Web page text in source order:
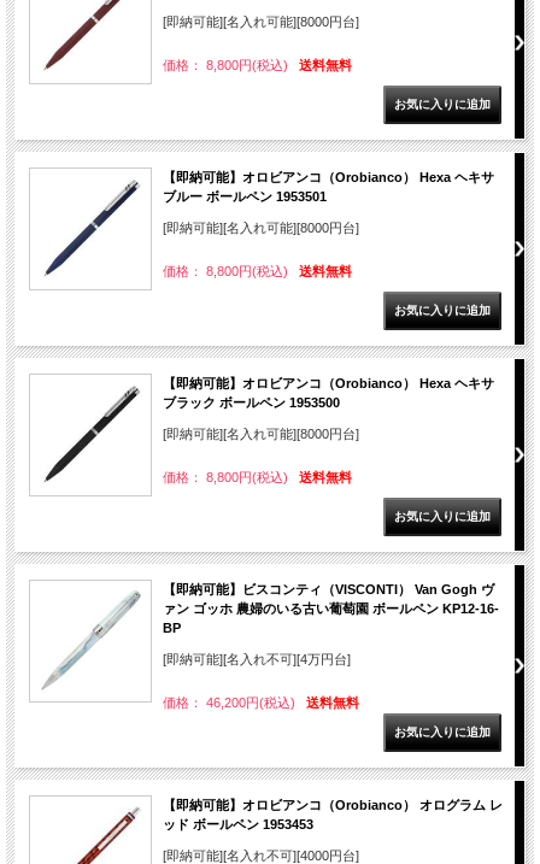
[即納可能][名入れ可能][8000円台]
価格： 8,800円(税込) 送料無料
【即納可能】オロビアンコ（Orobianco） Hexa ヘキサ
ブルー ボールペン 1953501
[即納可能][名入れ可能][8000円台]
価格： 8,800円(税込) 送料無料
【即納可能】オロビアンコ（Orobianco） Hexa ヘキサ
ブラック ボールペン 1953500
[即納可能][名入れ可能][8000円台]
価格： 8,800円(税込) 送料無料
【即納可能】ビスコンティ（VISCONTI） Van Gogh ヴ
ァン ゴッホ 農婦のいる古い葡萄園 ボールペン KP12-16-
BP
[即納可能][名入れ不可][4万円台]
価格： 46,200円(税込) 送料無料
【即納可能】オロビアンコ（Orobianco） オログラム レ
ッド ボールペン 1953453
[即納可能][名入れ不可][4000円台]